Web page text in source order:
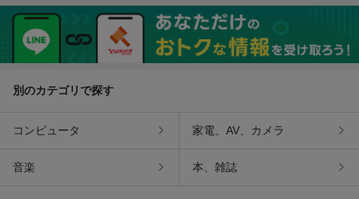
nap-on tools スナップオ
ン 旧車 アメ車整備
ビッグブロック
KRA24
4007B ロールキャブ
ツールキャビネット 工
具箱 鍵欠品しています
別のカテゴリで探す
コンピュータ 家電、AV、カメラ
音楽 本、雑誌